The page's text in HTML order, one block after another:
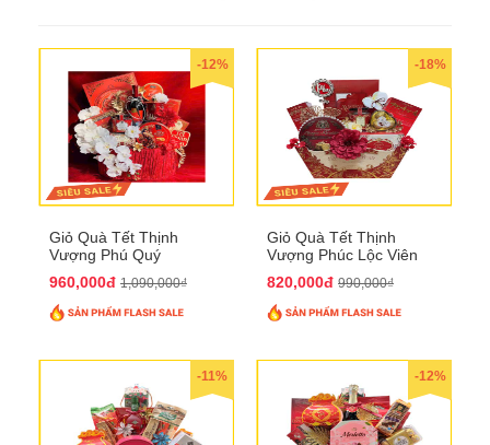
-12%
Giỏ Quà Tết Thịnh
Vượng Phú Quý
960,000đ 1,090,000₫
-18%
Giỏ Quà Tết Thịnh
Vượng Phúc Lộc Viên
820,000đ 990,000₫
-11% -12%